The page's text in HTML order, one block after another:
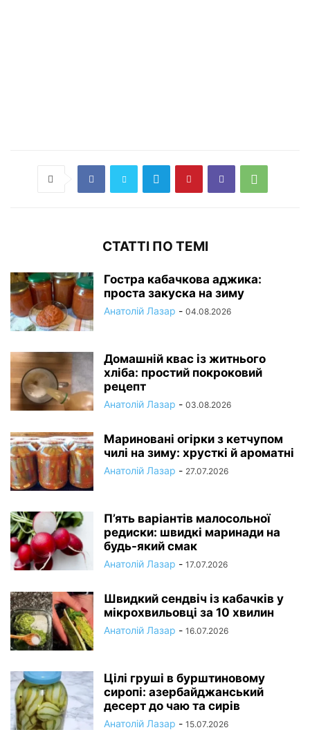
СТАТТІ ПО ТЕМІ
Гостра кабачкова аджика:
проста закуска на зиму
Анатолій Лазар - 04.08.2026
Домашній квас із житнього
хліба: простий покроковий
рецепт
Анатолій Лазар - 03.08.2026
Мариновані огірки з кетчупом
чилі на зиму: хрусткі й ароматні
Анатолій Лазар - 27.07.2026
П’ять варіантів малосольної
редиски: швидкі маринади на
будь-який смак
Анатолій Лазар - 17.07.2026
Швидкий сендвіч із кабачків у
мікрохвильовці за 10 хвилин
Анатолій Лазар - 16.07.2026
Цілі груші в бурштиновому
сиропі: азербайджанський
десерт до чаю та сирів
Анатолій Лазар - 15.07.2026